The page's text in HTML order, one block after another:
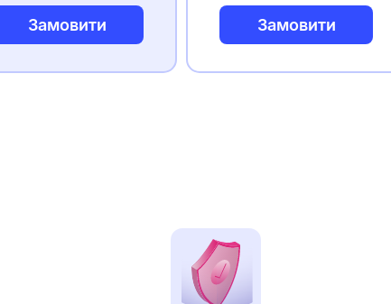
Замовити Замовити